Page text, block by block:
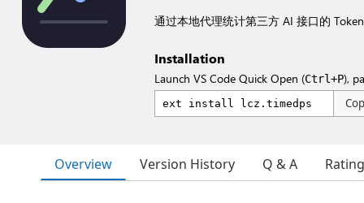
通过本地代理统计第三方 AI 接口的
Installation
Launch VS Code Quick Open (Ctrl+P),
Overview Version History Q & A